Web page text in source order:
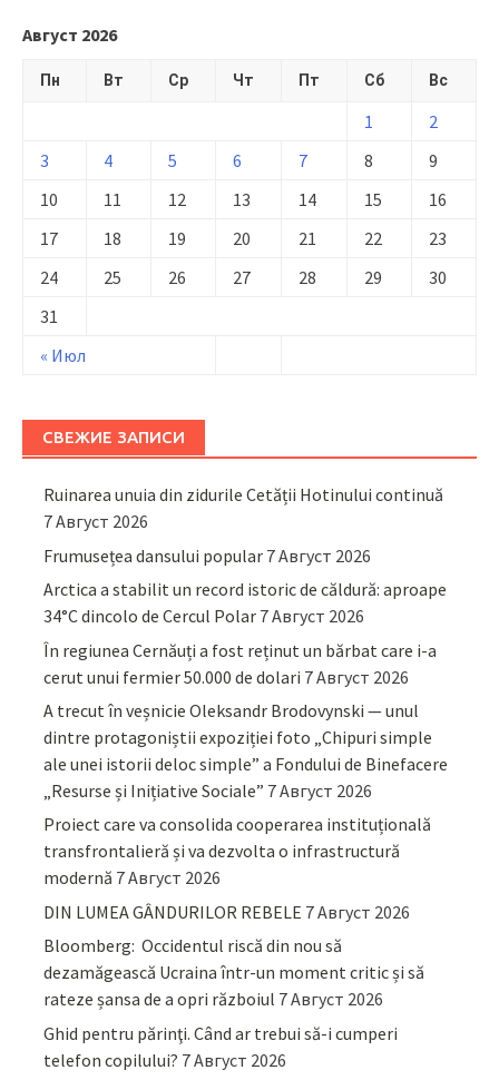
Август 2026
Пн Вт Ср Чт Пт Сб Вс
« Июл
1
2
3
4 5 6 7 8
9
10
11 12 13 14 15
16
17
18 19 20 21 22
23
24
25 26 27 28 29
30
31
СВЕЖИЕ ЗАПИСИ
Ruinarea unuia din zidurile Cetății Hotinului continuă
7 Август 2026
Frumusețea dansului popular 7 Август 2026
Arctica a stabilit un record istoric de căldură: aproape
34°C dincolo de Cercul Polar 7 Август 2026
În regiunea Cernăuți a fost reținut un bărbat care i-a
cerut unui fermier 50.000 de dolari 7 Август 2026
A trecut în veșnicie Oleksandr Brodovynski — unul
dintre protagoniștii expoziției foto „Chipuri simple
ale unei istorii deloc simple” a Fondului de Binefacere
„Resurse și Inițiative Sociale” 7 Август 2026
Proiect care va consolida cooperarea instituțională
transfrontalieră și va dezvolta o infrastructură
modernă 7 Август 2026
DIN LUMEA GÂNDURILOR REBELE 7 Август 2026
Bloomberg: Occidentul riscă din nou să
dezamăgească Ucraina într-un moment critic și să
rateze șansa de a opri războiul 7 Август 2026
Ghid pentru părinţi. Când ar trebui să-i cumperi
telefon copilului? 7 Август 2026